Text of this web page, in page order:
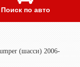
Поиск по авто
(шасси) 2006-